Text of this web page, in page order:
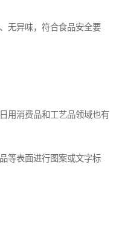
无异味，符合食品安全要
用消费品和工艺品领域也有
等表面进行图案或文字标